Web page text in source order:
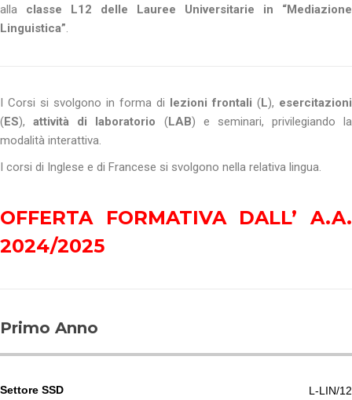
alla classe L12 delle Lauree Universitarie in “Mediazione
Linguistica”
I Corsi si svolgono in forma di lezioni frontali (L), esercitazioni
(ES),attività di laboratorio (LAB) e seminari, privilegiando la
modalità interattiva.
I corsi di Inglese e di Francese si svolgono nella relativa lingua.
OFFERTA FORMATIVA DALL’ A.A.
2024/2025
Primo Anno
L-LIN/12